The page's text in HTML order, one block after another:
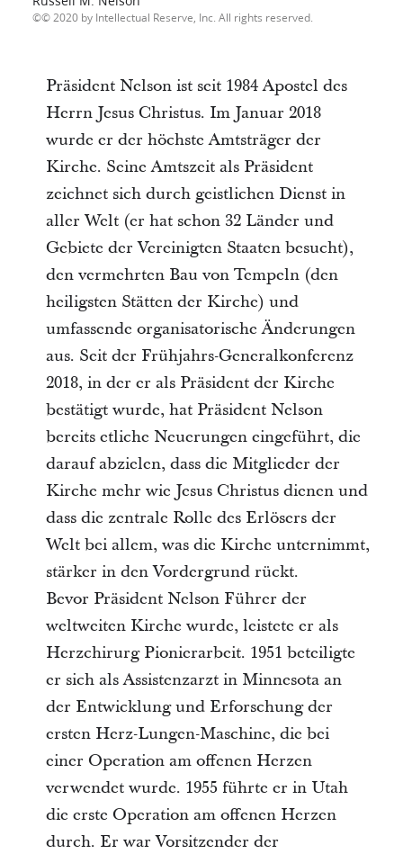
© 2020 by Intellectual Reserve, Inc. All rights reserved.
Präsident Nelson ist seit 1984 Apostel des
Herrn Jesus Christus. Im Januar 2018
wurde er der höchste Amtsträger der
Kirche. Seine Amtszeit als Präsident
zeichnet sich durch geistlichen Dienst in
aller Welt (er hat schon 32 Länder und
Gebiete der Vereinigten Staaten besucht),
den vermehrten Bau von Tempeln (den
heiligsten Stätten der Kirche) und
umfassende organisatorische Änderungen
aus. Seit der Frühjahrs-Generalkonferenz
2018, in der er als Präsident der Kirche
bestätigt wurde, hat Präsident Nelson
bereits etliche Neuerungen eingeführt, die
darauf abzielen, dass die Mitglieder der
Kirche mehr wie Jesus Christus dienen und
dass die zentrale Rolle des Erlösers der
Welt bei allem, was die Kirche unternimmt,
stärker in den Vordergrund rückt.
Bevor Präsident Nelson Führer der
weltweiten Kirche wurde, leistete er als
Herzchirurg Pionierarbeit. 1951 beteiligte
er sich als Assistenzarzt in Minnesota an
der Entwicklung und Erforschung der
ersten Herz-Lungen-Maschine, die bei
einer Operation am offenen Herzen
verwendet wurde. 1955 führte er in Utah
die erste Operation am offenen Herzen
durch. Er war Vorsitzender der